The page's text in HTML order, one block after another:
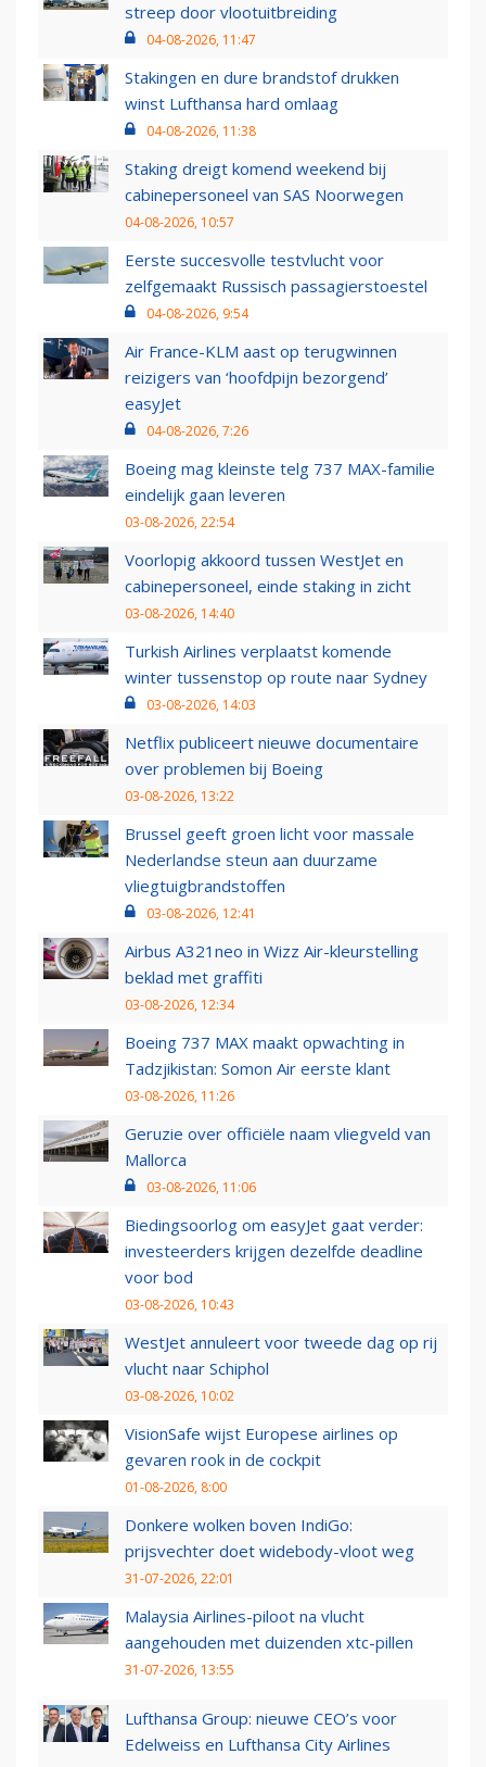
streep door vlootuitbreiding
04-08-2026, 11:47
Stakingen en dure brandstof drukken
winst Lufthansa hard omlaag
04-08-2026, 11:38
Staking dreigt komend weekend bij
cabinepersoneel van SAS Noorwegen
04-08-2026, 10:57
Eerste succesvolle testvlucht voor
zelfgemaakt Russisch passagierstoestel
04-08-2026, 9:54
Air France-KLM aast op terugwinnen
reizigers van ‘hoofdpijn bezorgend’
easyJet
04-08-2026, 7:26
Boeing mag kleinste telg 737 MAX-familie
eindelijk gaan leveren
03-08-2026, 22:54
Voorlopig akkoord tussen WestJet en
cabinepersoneel, einde staking in zicht
03-08-2026, 14:40
Turkish Airlines verplaatst komende
winter tussenstop op route naar Sydney
03-08-2026, 14:03
Netflix publiceert nieuwe documentaire
over problemen bij Boeing
03-08-2026, 13:22
Brussel geeft groen licht voor massale
Nederlandse steun aan duurzame
vliegtuigbrandstoffen
03-08-2026, 12:41
Airbus A321neo in Wizz Air-kleurstelling
beklad met graffiti
03-08-2026, 12:34
Boeing 737 MAX maakt opwachting in
Tadzjikistan: Somon Air eerste klant
03-08-2026, 11:26
Geruzie over officiële naam vliegveld van
Mallorca
03-08-2026, 11:06
Biedingsoorlog om easyJet gaat verder:
investeerders krijgen dezelfde deadline
voor bod
03-08-2026, 10:43
WestJet annuleert voor tweede dag op rij
vlucht naar Schiphol
03-08-2026, 10:02
VisionSafe wijst Europese airlines op
gevaren rook in de cockpit
01-08-2026, 8:00
Donkere wolken boven IndiGo:
prijsvechter doet widebody-vloot weg
31-07-2026, 22:01
Malaysia Airlines-piloot na vlucht
aangehouden met duizenden xtc-pillen
31-07-2026, 13:55
Lufthansa Group: nieuwe CEO’s voor
Edelweiss en Lufthansa City Airlines